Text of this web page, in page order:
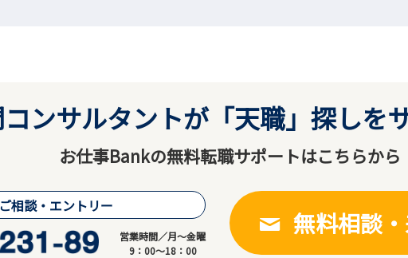
ンサルタントが「天職」探しを
お仕事Bankの無料転職サポートはこちらから
相談・エントリー
営業時間／月～金曜
9：00～18：00
無料相談